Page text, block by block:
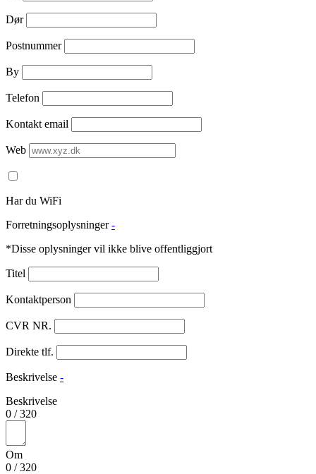
Dør
Postnummer
By
Telefon
Kontakt email
Web
Har du WiFi
Forretningsoplysninger -
*Disse oplysninger vil ikke blive offentliggjort
Titel
Kontaktperson
CVR NR.
Direkte tlf.
Beskrivelse -
Beskrivelse
0 /320
Om
0 /320